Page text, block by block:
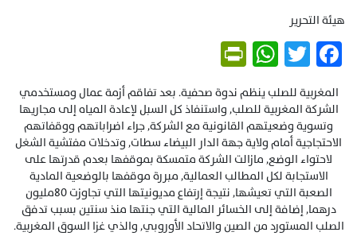
هيئة التحرير
Facebook
Twitter
WhatsApp
المغربية للصلب ينظم ندوة صحفية. بعد تفاقم أزمة عمال ومستخدمي
الشركة المغربية للصلب, واستنفاذ كل السبل لإعادة المياه إلى مجاريها
وتسوية وضعيتهم القانونية مع الشركة, جراء اضراباتهم ووقفاتهم
الاحتجاجية أمام ولاية جهة الدار البيضاء سطات, وتدخلات مفتشية الشغل
لاحتواء الوضع, مازالت الشركة متمسكة بموقفها بعدم قدرتها على
الاستجابة لكل المطالب العمالية, مبررة موقفها بالوضعية المادية
الصعبة التي تعيشها, نتيجة إرتفاع مديونيتها التي تجاوزت 80مليون
درهما, إضافة إلى الخسائر المالية التي جنتها منذ سنتين بسبب تدفق
الصلب المستورد من الصين والاتحاد الأوروبي, والذي غزا السوق المغربية.